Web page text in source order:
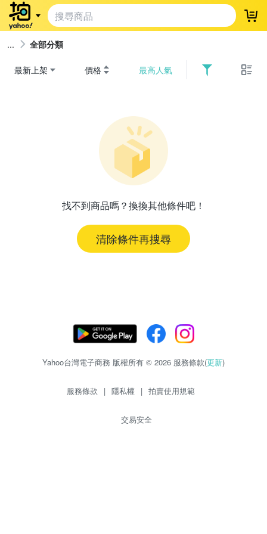
登
全部分類
最新上架 價格 最高人氣
找不到商品嗎？換換其他條件吧！
清除條件再搜尋
Yahoo台灣電子商務 版權所有 © 2026 服務條款(更新)
服務條款 | 隱私權 | 拍賣使用規範
交易安全